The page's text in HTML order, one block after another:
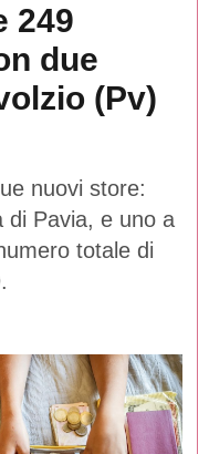
249
due
(Pv)
nuovi store:
di Pavia, e uno a
totale di